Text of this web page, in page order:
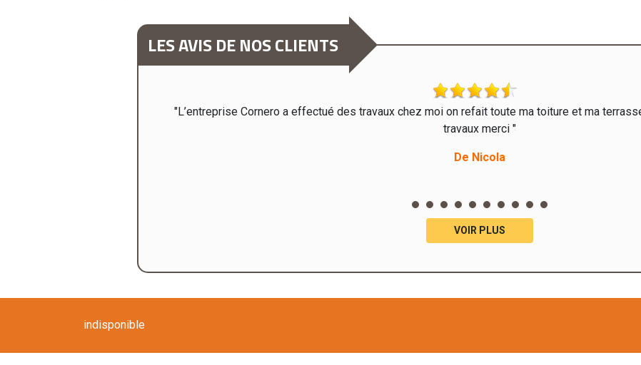
LES AVIS DE NOS CLIENTS
"L’entreprise Cornero a effectué des travaux chez moi on refait toute ma toiture et ma
travaux merci "
De Nicola
VOIR PLUS
indisponible